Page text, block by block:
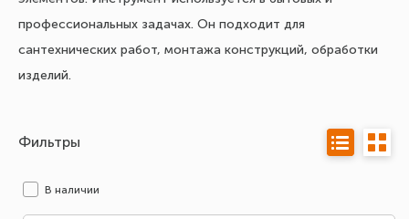
профессиональных задачах. Он подходит для
сантехнических работ, монтажа конструкций, обработки
изделий.
Фильтры
В наличии